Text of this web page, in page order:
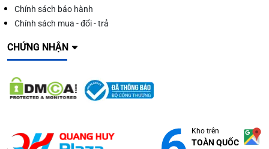
Chính sách bảo hành
Chính sách mua - đổi - trả
CHỨNG NHẬN
Kho trên
TOÀN QUỐC